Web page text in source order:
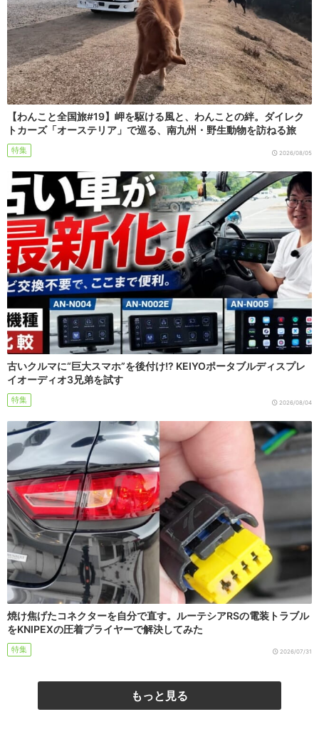
【わんこと全国旅#19】岬を駆ける風と、わんことの絆。ダイレク
トカーズ「オーステリア」で巡る、南九州・野生動物を訪ねる旅
特集 2026/08/05
古いクルマに“巨大スマホ”を後付け!? KEIYOポータブルディスプレ
イオーディオ3兄弟を試す
特集 2026/08/04
焼け焦げたコネクターを自分で直す。ルーテシアRSの電装トラブル
をKNIPEXの圧着プライヤーで解決してみた
特集 2026/07/31
もっと見る